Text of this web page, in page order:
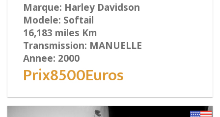
Marque: Harley Davidson
Modele: Softail
16,183 miles Km
Transmission: MANUELLE
Annee: 2000
Prix8500Euros